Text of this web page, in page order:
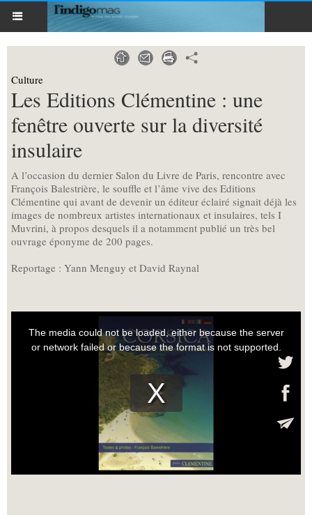
Culture
Les Editions Clémentine : une
fenêtre ouverte sur la diversité
insulaire
A l’occasion du dernier Salon du Livre de Paris, rencontre avec
François Balestrière, le souffle et l’âme vive des Editions
Clémentine qui avant de devenir un éditeur éclairé signait déjà les
images de nombreux artistes internationaux et insulaires, tels I
Muvrini, à propos desquels il a notamment publié un très bel
ouvrage éponyme de 200 pages.
Reportage : Yann Menguy et David Raynal